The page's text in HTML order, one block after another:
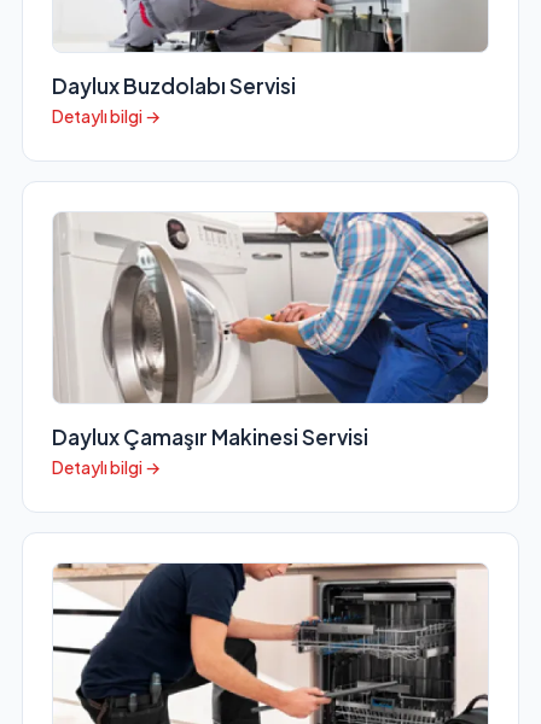
Daylux Buzdolabı Servisi
Detaylı bilgi →
Daylux Çamaşır Makinesi Servisi
Detaylı bilgi →